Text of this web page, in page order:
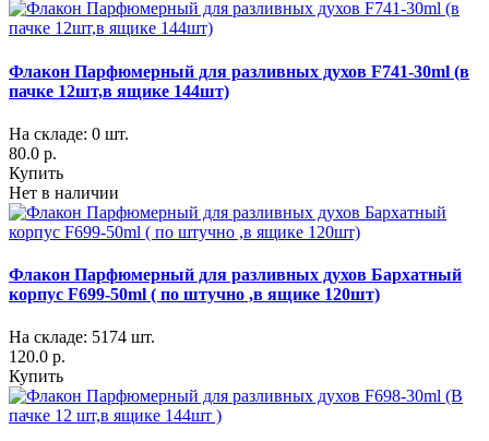
Флакон Парфюмерный для разливных духов F741-30ml (в
пачке 12шт,в ящике 144шт)
На складе: 0 шт.
80.0 р.
Купить
Нет в наличии
Флакон Парфюмерный для разливных духов Бархатный
корпус F699-50ml ( по штучно ,в ящике 120шт)
На складе: 5174 шт.
120.0 р.
Купить